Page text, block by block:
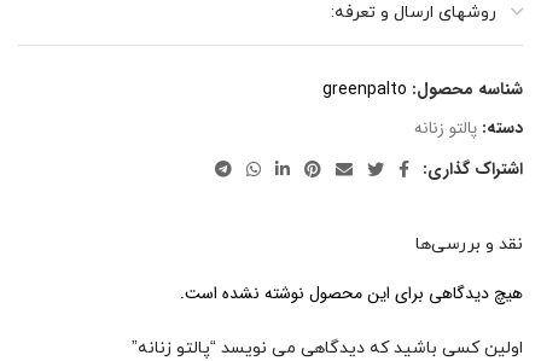
روشهای ارسال و تعرفه:
شناسه محصول: greenpalto
دسته: پالتو زنانه
اشتراک گذاری:
نقد و بررسی‌ها
هیچ دیدگاهی برای این محصول نوشته نشده است.
اولین کسی باشید که دیدگاهی می نویسد “پالتو زنانه”